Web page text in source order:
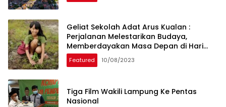
Geliat Sekolah Adat Arus Kualan :
Perjalanan Melestarikan Budaya,
Memberdayakan Masa Depan di Hari
Masyarakat Adat Internasional
Featured 10/08/2023
Tiga Film Wakili Lampung Ke Pentas
Nasional